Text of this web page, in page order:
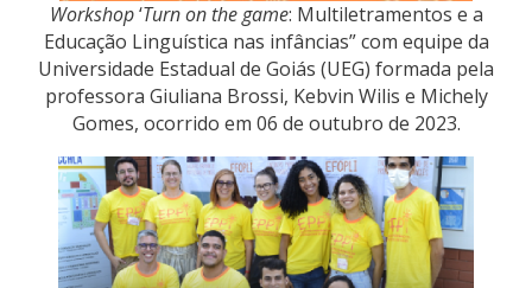
Workshop‘Turn on the game: Multiletramentos e a
Educação Linguística nas infâncias” com equipe da
Universidade Estadual de Goiás (UEG) formada pela
professora Giuliana Brossi, Kebvin Wilis e Michely
Gomes, ocorrido em 06 de outubro de 2023.